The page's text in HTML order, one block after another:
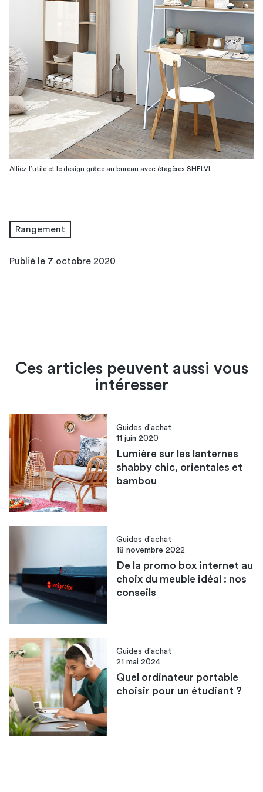
Alliez l’utile et le design grâce au bureau avec étagères SHELVI.
Rangement
Publié le 7 octobre 2020
Ces articles peuvent aussi vous
intéresser
Guides d'achat
11 juin 2020
Lumière sur les lanternes
shabby chic, orientales et
bambou
Guides d'achat
18 novembre 2022
De la promo box internet au
choix du meuble idéal : nos
conseils
Guides d'achat
21 mai 2024
Quel ordinateur portable
choisir pour un étudiant ?